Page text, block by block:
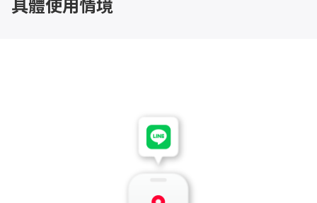
已連線之藍牙裝置識別資訊及訊號強度資訊（若用戶
使用離線支付服務的商店地址資訊
裝置感應器之資訊（例如裝置運行的速度與方向）